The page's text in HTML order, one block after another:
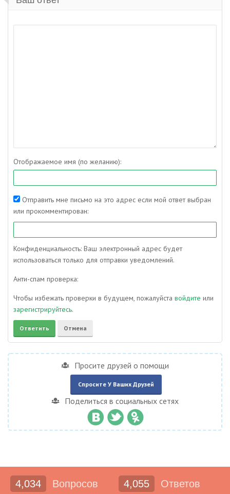
Отображаемое имя (по желанию):
Отправить мне письмо на это адрес если мой ответ выбран
или прокомментирован:
Конфиденциальность: Ваш электронный адрес будет
использоваться только для отправки уведомлений.
Анти-спам проверка:
Чтобы избежать проверки в будущем, пожалуйста войдите или
зарегистрируйтесь.
Просите друзей о помощи
Спросите У Ваших Друзей
Поделиться в социальных сетях
4,034 Вопросов 4,055 Ответов